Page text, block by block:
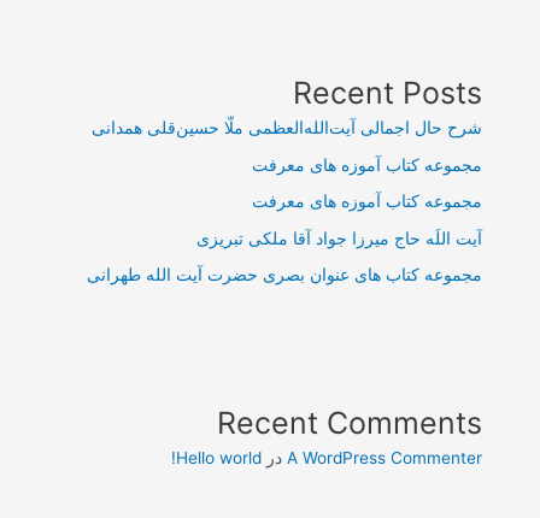
Recent Posts
شرح حال اجمالی آیت‌الله‌العظمی ملّا حسین‌قلی همدانی
مجموعه کتاب آموزه های معرفت
مجموعه کتاب آموزه های معرفت
آیت اللَه حاج میرزا جواد آقا ملکی تبریزی
مجموعه کتاب های عنوان بصری حضرت آیت الله طهرانی
Recent Comments
A WordPress Commenter درHello world!